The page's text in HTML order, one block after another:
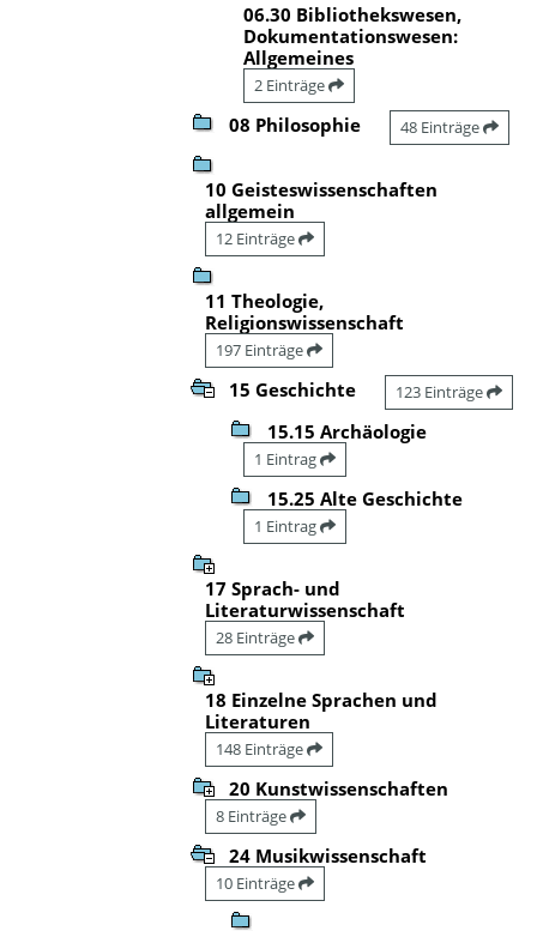
06.30 Bibliothekswesen,
Dokumentationswesen:
Allgemeines
2 Einträge
08 Philosophie 48 Einträge
10 Geisteswissenschaften
allgemein
12 Einträge
11 Theologie,
Religionswissenschaft
197 Einträge
15 Geschichte 123 Einträge
15.15 Archäologie
1 Eintrag
15.25 Alte Geschichte
1 Eintrag
17 Sprach- und
Literaturwissenschaft
28 Einträge
18 Einzelne Sprachen und
Literaturen
148 Einträge
20 Kunstwissenschaften
8 Einträge
24 Musikwissenschaft
10 Einträge